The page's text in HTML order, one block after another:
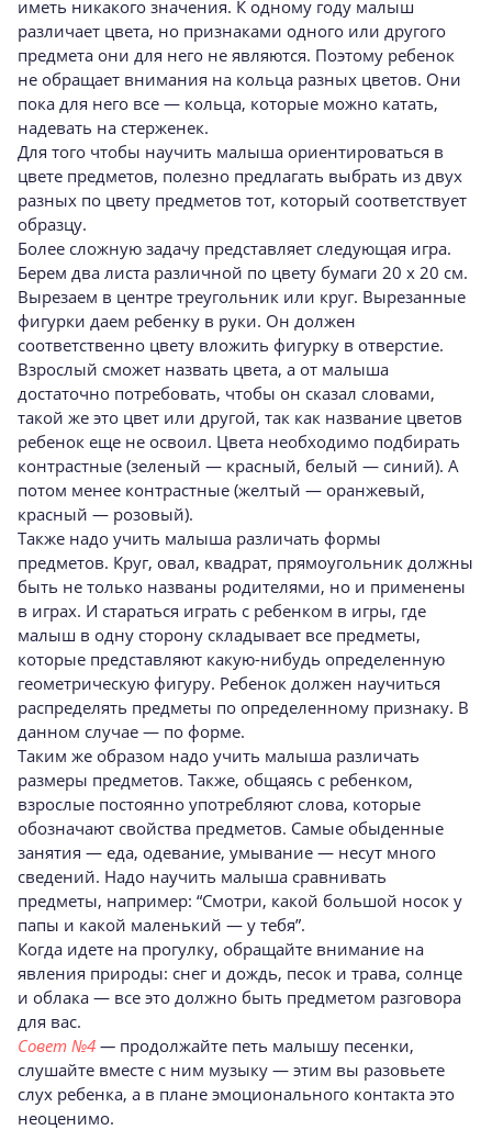
иметь никакого значения. К одному году малыш
различает цвета, но признаками одного или другого
предмета они для него не являются. Поэтому ребенок
не обращает внимания на кольца разных цветов. Они
пока для него все — кольца, которые можно катать,
надевать на стерженек.
Для того чтобы научить малыша ориентироваться в
цвете предметов, полезно предлагать выбрать из двух
разных по цвету предметов тот, который соответствует
образцу.
Более сложную задачу представляет следующая игра.
Берем два листа различной по цвету бумаги 20 х 20 см.
Вырезаем в центре треугольник или круг. Вырезанные
фигурки даем ребенку в руки. Он должен
соответственно цвету вложить фигурку в отверстие.
Взрослый сможет назвать цвета, а от малыша
достаточно потребовать, чтобы он сказал словами,
такой же это цвет или другой, так как название цветов
ребенок еще не освоил. Цвета необходимо подбирать
контрастные (зеленый — красный, белый — синий). А
потом менее контрастные (желтый — оранжевый,
красный — розовый).
Также надо учить малыша различать формы
предметов. Круг, овал, квадрат, прямоугольник должны
быть не только названы родителями, но и применены
в играх. И стараться играть с ребенком в игры, где
малыш в одну сторону складывает все предметы,
которые представляют какую-нибудь определенную
геометрическую фигуру. Ребенок должен научиться
распределять предметы по определенному признаку. В
данном случае — по форме.
Таким же образом надо учить малыша различать
размеры предметов. Также, общаясь с ребенком,
взрослые постоянно употребляют слова, которые
обозначают свойства предметов. Самые обыденные
занятия — еда, одевание, умывание — несут много
сведений. Надо научить малыша сравнивать
предметы, например: “Смотри, какой большой носок у
папы и какой маленький — у тебя”.
Когда идете на прогулку, обращайте внимание на
явления природы: снег и дождь, песок и трава, солнце
и облака — все это должно быть предметом разговора
для вас.
Совет №4 — продолжайте петь малышу песенки,
слушайте вместе с ним музыку — этим вы разовьете
слух ребенка, а в плане эмоционального контакта это
неоценимо.